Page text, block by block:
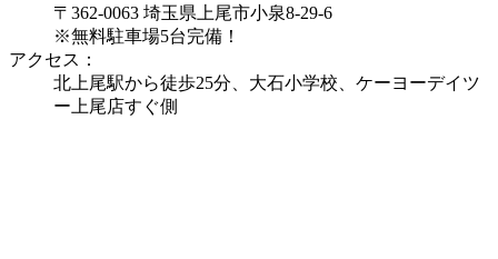
〒362-0063 埼玉県上尾市小泉8-29-6
※無料駐車場5台完備！
アクセス：
北上尾駅から徒歩25分、大石小学校、ケーヨーデイツ
ー上尾店すぐ側